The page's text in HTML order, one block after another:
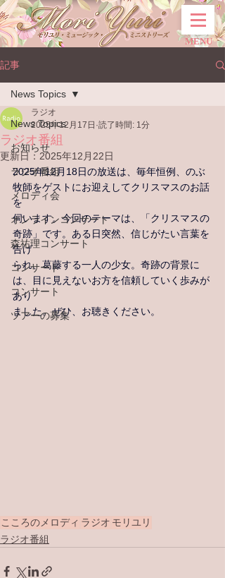
MENU
記事
News Topics
お知らせ
ラジオ番組
メロディ会
オンラインコンサート
森祐理コンサート
コンサート
コンサート
ツアーの募集
News Topics
ラジオ番組
ラジオ
2025年12月17日 読了時間: 1分
更新日： 2025年12月22日
2025年12月18日の放送は、毎年恒例、のぶ
牧師をゲストにお迎えしてクリスマスのお話
を
伺います。今回のテーマは、「クリスマスの
奇跡」です。ある日突然、信じがたい言葉を
告げ
られ、葛藤する一人の少女。奇跡の背景に
は、目に見えないお方を信頼していく歩みが
あり
ました。ぜひ、お聴きください。
こころのメロディ ラジオ モリユリ
ラジオ番組